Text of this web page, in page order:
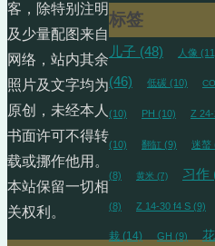
标签
儿子 (48) 人像
(46) 低碳 (10)
(10) PH (10) Z
(10) 翻缸 (9) 迷螯
(8) 黄米 (7) 习作
(8) Z 14-30 f4 S (9)
栽 (14) GH (9)
客，除特别注明
及少量配图来自
网络，站内其余
照片及文字均为
原创，未经本人
书面许可不得转
载或挪作他用。
本站保留一切相
关权利。